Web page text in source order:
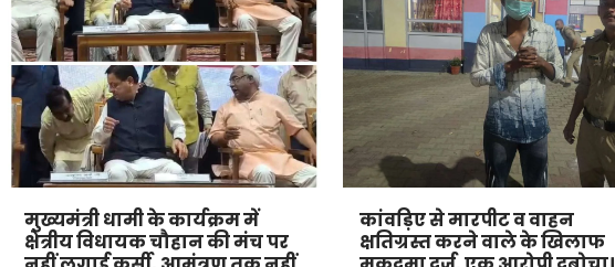
मुख्यमंत्री धामी के कार्यक्रम में
क्षेत्रीय विधायक चौहान की मंच पर
कांवड़िए से मारपीट व वाहन
क्षतिग्रस्त करने वाले के खिलाफ